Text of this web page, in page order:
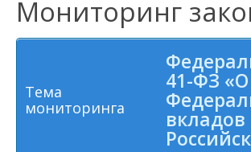
Мониторинг
Тема
мониторинга
41-ФЗ